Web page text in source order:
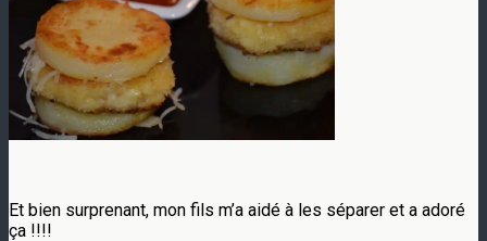
Et bien surprenant, mon fils m’a aidé à les séparer et a adoré
ça !!!!